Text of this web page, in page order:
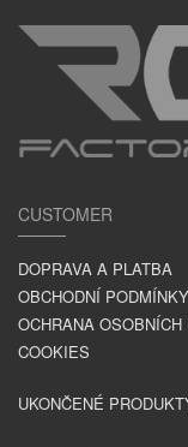
CUSTOMER
DOPRAVA A PLATBA
OBCHODNÍ PODMÍNKY
OCHRANA OSOBNÍCH
COOKIES
UKONČENÉ